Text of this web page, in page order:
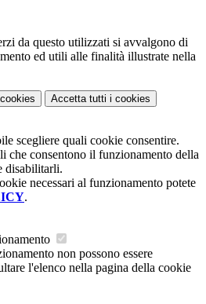
da questo utilizzati si avvalgono di
ed utili alle finalità illustrate nella
Accetta tutti i cookies
scegliere quali cookie consentire.
che consentono il funzionamento della
disabilitarli.
necessari al funzionamento potete
.
non possono essere
l'elenco nella pagina della cookie